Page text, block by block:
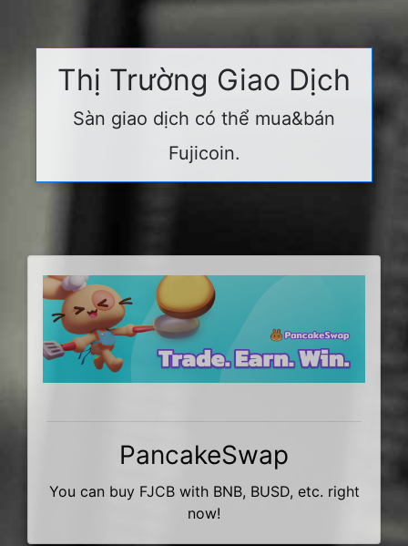
Thị Trường Giao Dịch
Sàn giao dịch có thể mua&bán
Fujicoin.
PancakeSwap
You can buy FJCB with BNB, BUSD, etc. right
now!